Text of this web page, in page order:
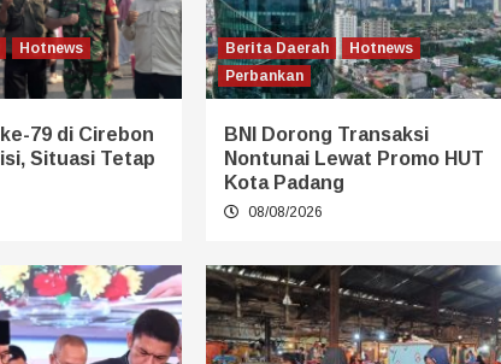
Hotnews
79 di Cirebon
Situasi Tetap
Berita Daerah
Hotnews
Perbankan
BNI Dorong Transaksi
Nontunai Lewat Promo HUT
Kota Padang
08/08/2026